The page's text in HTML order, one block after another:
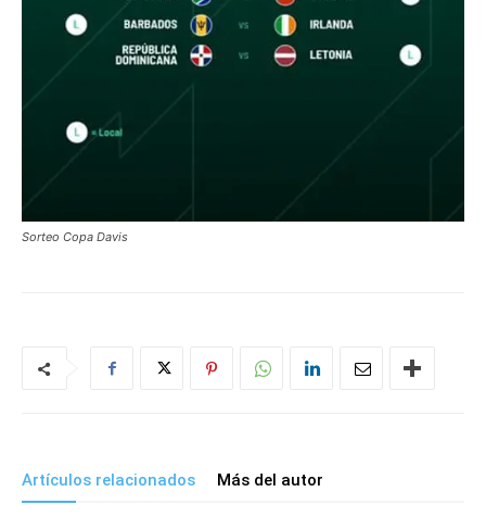
Sorteo Copa Davis
Artículos relacionados Más del autor